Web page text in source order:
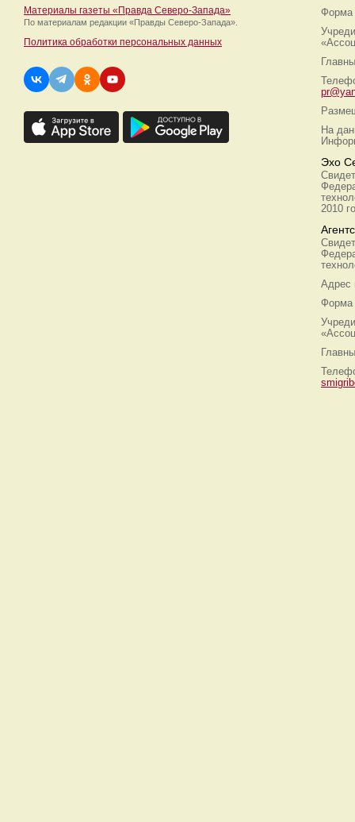
Материалы газеты «Правда Северо-Запада»
По материалам редакции «Правды Северо-Запада».
Политика обработки персональных данных
Форма
На
Эхо
2010
Адрес
Форма